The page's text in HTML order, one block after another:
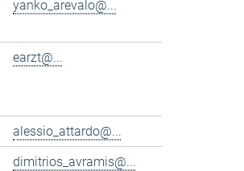
yanko_arevalo@...
earzt@...
alessio_attardo@...
dimitrios_avramis@...